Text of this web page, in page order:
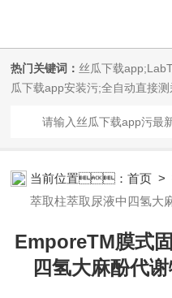
热门关键词： 丝瓜下载
瓜下载app安装污;全自动直接
波消解萃取系统;微波合成系统
统;Dryvap全自动溶剂蒸发系统
（LIMS;超净丝瓜下载app安装
柜;AAICPICP-MSUV-VISHPLC
当前位置：首页 >
萃取柱萃取尿液中四氢大
EmporeTM膜式
四氢大麻酚代